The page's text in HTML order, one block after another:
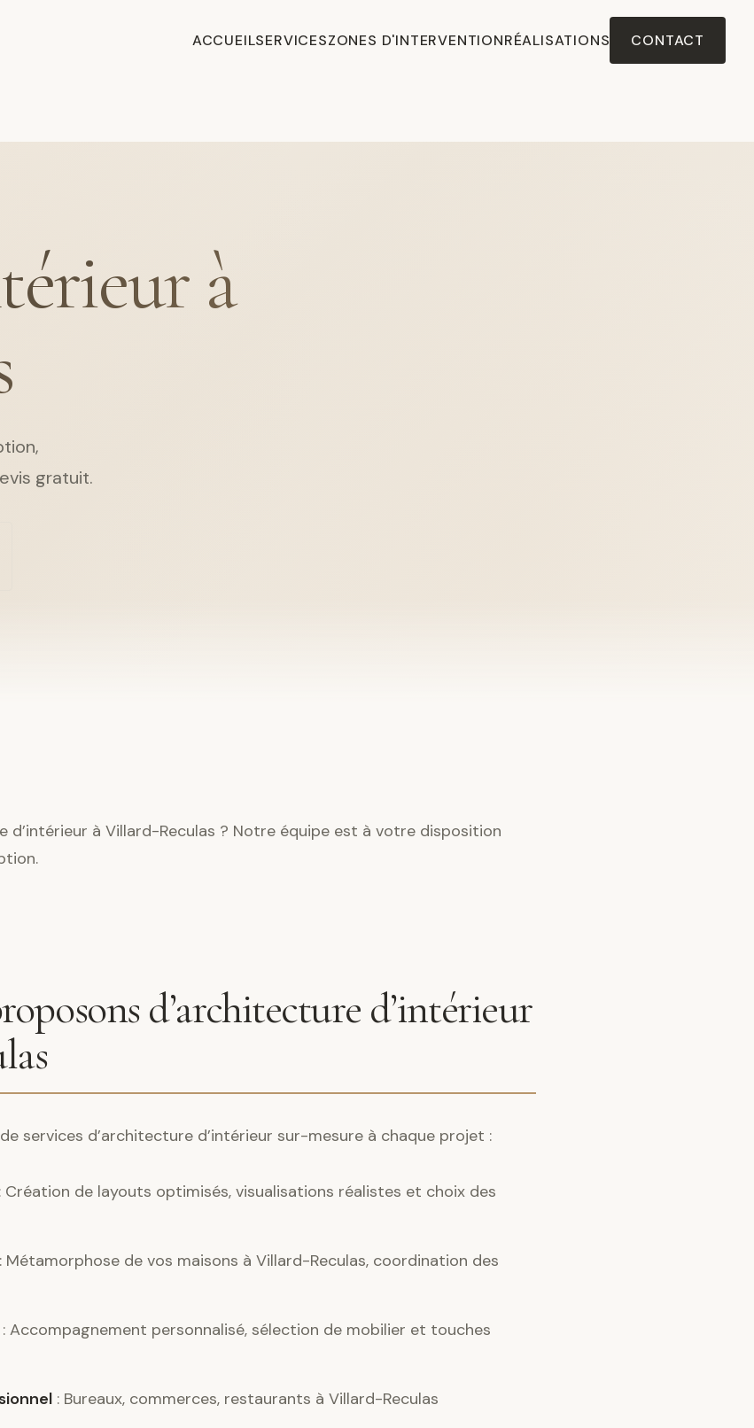
ACCUEILSERVICESZONES D'INTERVENTIONRÉALISATIONS CONTACT
à
gratuit.
d’intérieur à Villard-Reculas ? Notre équipe est à votre disposition
d’architecture d’intérieur
services d’architecture d’intérieur sur-mesure à chaque projet :
: Création de layouts optimisés, visualisations réalistes et choix des
: Métamorphose de vos maisons à Villard-Reculas, coordination des
: Accompagnement personnalisé, sélection de mobilier et touches
: Bureaux, commerces, restaurants à Villard-Reculas